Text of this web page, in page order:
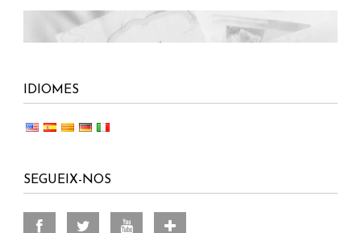
IDIOMES
SEGUEIX-NOS